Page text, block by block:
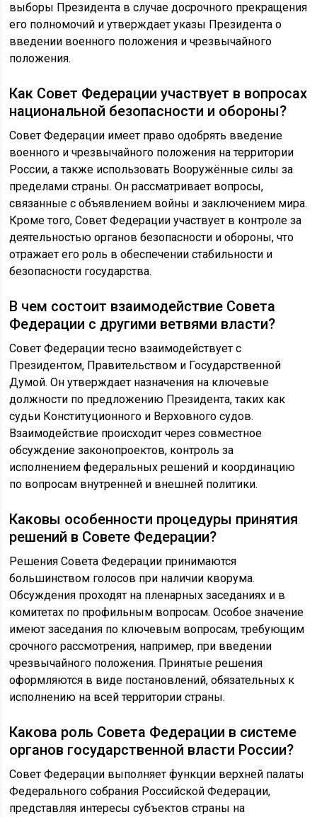
выборы Президента в случае досрочного прекращения
его полномочий и утверждает указы Президента о
введении военного положения и чрезвычайного
положения.
Как Совет Федерации участвует в вопросах
национальной безопасности и обороны?
Совет Федерации имеет право одобрять введение
военного и чрезвычайного положения на территории
России, а также использовать Вооружённые силы за
пределами страны. Он рассматривает вопросы,
связанные с объявлением войны и заключением мира.
Кроме того, Совет Федерации участвует в контроле за
деятельностью органов безопасности и обороны, что
отражает его роль в обеспечении стабильности и
безопасности государства.
В чем состоит взаимодействие Совета
Федерации с другими ветвями власти?
Совет Федерации тесно взаимодействует с
Президентом, Правительством и Государственной
Думой. Он утверждает назначения на ключевые
должности по предложению Президента, таких как
судьи Конституционного и Верховного судов.
Взаимодействие происходит через совместное
обсуждение законопроектов, контроль за
исполнением федеральных решений и координацию
по вопросам внутренней и внешней политики.
Каковы особенности процедуры принятия
решений в Совете Федерации?
Решения Совета Федерации принимаются
большинством голосов при наличии кворума.
Обсуждения проходят на пленарных заседаниях и в
комитетах по профильным вопросам. Особое значение
имеют заседания по ключевым вопросам, требующим
срочного рассмотрения, например, при введении
чрезвычайного положения. Принятые решения
оформляются в виде постановлений, обязательных к
исполнению на всей территории страны.
Какова роль Совета Федерации в системе
органов государственной власти России?
Совет Федерации выполняет функции верхней палаты
Федерального собрания Российской Федерации,
представляя интересы субъектов страны на